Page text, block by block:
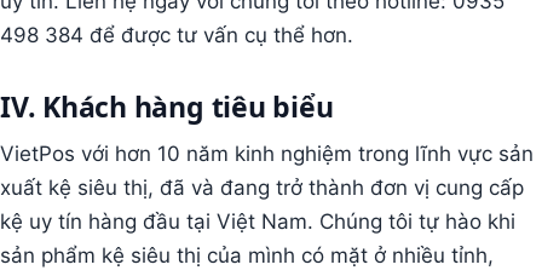
498 384 để được tư vấn cụ thể hơn.
IV. Khách hàng tiêu biểu
VietPos với hơn 10 năm kinh nghiệm trong lĩnh vực sản
xuất kệ siêu thị, đã và đang trở thành đơn vị cung cấp
kệ uy tín hàng đầu tại Việt Nam. Chúng tôi tự hào khi
sản phẩm kệ siêu thị của mình có mặt ở nhiều tỉnh,